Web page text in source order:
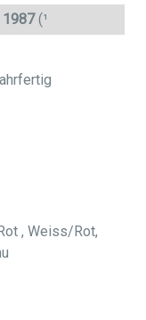
1987(¹
, Weiss/Rot,